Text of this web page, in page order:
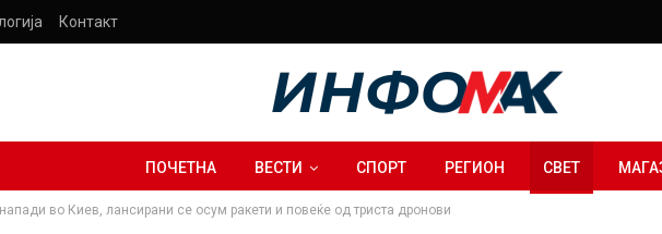
Контакт
ПОЧЕТНА ВЕСТИ СПОРТ РЕГИОН СВЕТ
во Киев, лансирани се осум ракети и повеќе од триста дронови